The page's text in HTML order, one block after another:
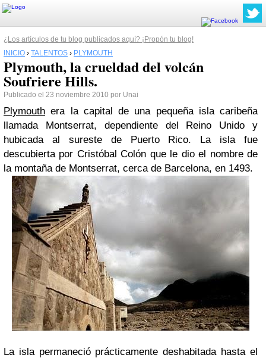
¿Los artículos de tu blog publicados aquí? ¡Propón tu blog!
INICIO › TALENTOS › PLYMOUTH
Plymouth, la crueldad del volcán
Soufriere Hills.
Publicado el 23 noviembre 2010 por Unai
Plymouth era la capital de una pequeña isla caribeña
llamada Montserrat, dependiente del Reino Unido y
hubicada al sureste de Puerto Rico. La isla fue
descubierta por Cristóbal Colón que le dio el nombre de
la montaña de Montserrat, cerca de Barcelona, en 1493.
La isla permaneció prácticamente deshabitada hasta el